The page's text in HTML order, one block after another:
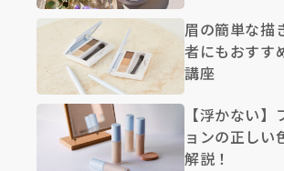
眉の簡単な描
者にもおすす
講座
【浮かない
ョンの正しい
解説！